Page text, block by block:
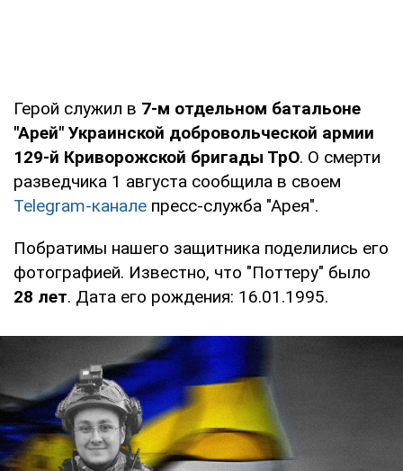
Герой служил в 7-м отдельном батальоне
"Арей" Украинской добровольческой армии
129-й Криворожской бригады ТрО. О смерти
разведчика 1 августа сообщила в своем
Telegram-канале пресс-служба "Арея".
Побратимы нашего защитника поделились его
фотографией. Известно, что "Поттеру" было
28 лет. Дата его рождения: 16.01.1995.